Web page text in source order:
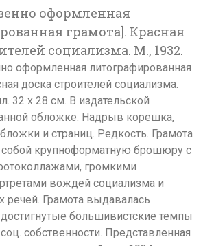
оформленная
грамота]. Красная
социализма. М., 1932.
оформленная литографированная
доска строителей социализма.
32 х 28 см. В издательской
обложке. Надрыв корешка,
и страниц. Редкость. Грамота
собой крупноформатную брошюру с
громкими
вождей социализма и
речей. Грамота выдавалась
большивистские темпы
собственности. Представленная